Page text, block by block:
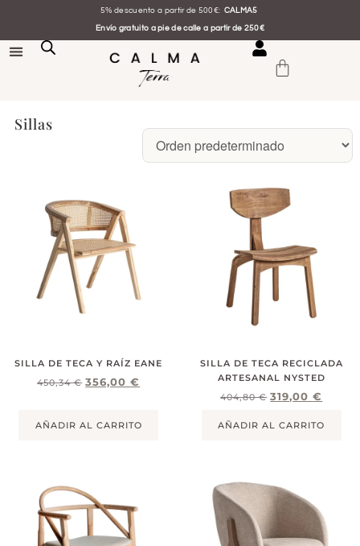
5% descuento a partir de 500€: CALMA5
Envío gratuito a pie de calle a partir de 250€
Sillas
SILLA DE TECA Y RAÍZ EANE
450,34€ 356,00€
AÑADIR AL CARRITO
SILLA DE TECA RECICLADA
ARTESANAL NYSTED
404,80€ 319,00€
AÑADIR AL CARRITO